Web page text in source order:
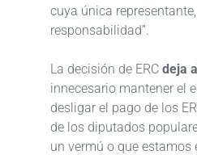
cuya única
responsabilidad”.
La decisión de ERC deja
innecesario mantener el
desligar el pago de los
de los diputados
un vermú o que